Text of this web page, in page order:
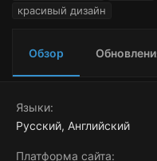
о
о
и
красивый дизайн
Обзор
Языки
Русский Английский
Платформа сайта